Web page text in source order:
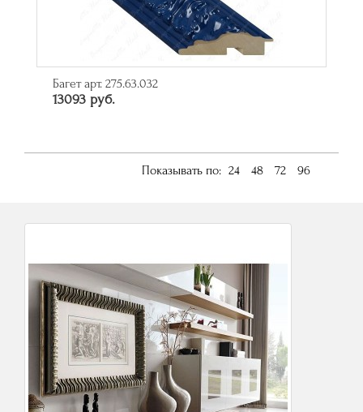
Багет арт. 275.63.032
13093 руб.
Показывать по: 24 48 72 96